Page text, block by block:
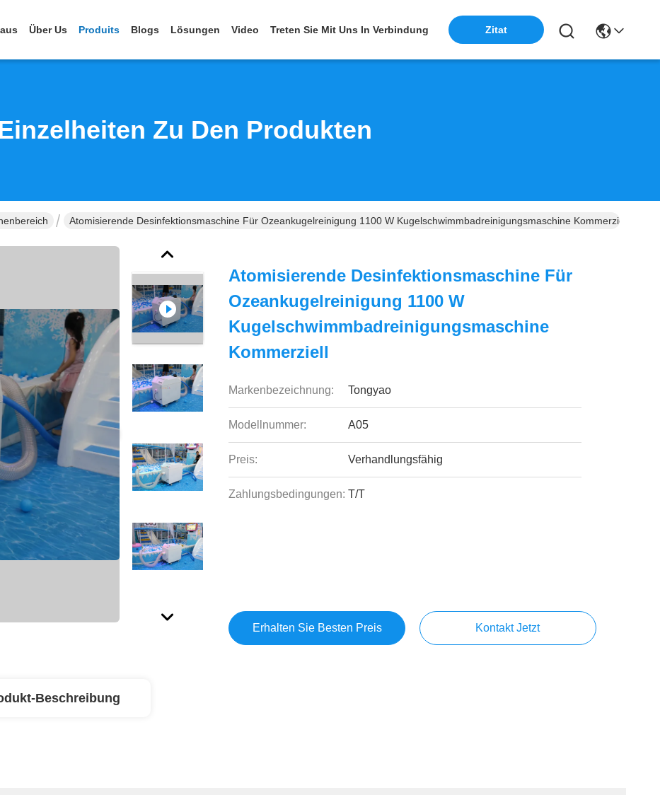
Über Us Produits Blogs Lösungen Video Treten Sie Mit Uns In Verbindung Zitat
Zu Den Produkten
Atomisierende Desinfektionsmaschine Für Ozeankugelreinigung 1100 W Kugelschwimmbadreinigungsmaschine Kommerziell
Atomisierende Desinfektionsmaschine Für
Ozeankugelreinigung 1100 W
Kugelschwimmbadreinigungsmaschine
Kommerziell
Markenbezeichnung: Tongyao
Modellnummer: A05
Preis: Verhandlungsfähig
Zahlungsbedingungen: T/T
Erhalten Sie Besten Preis Kontakt Jetzt
Beschreibung